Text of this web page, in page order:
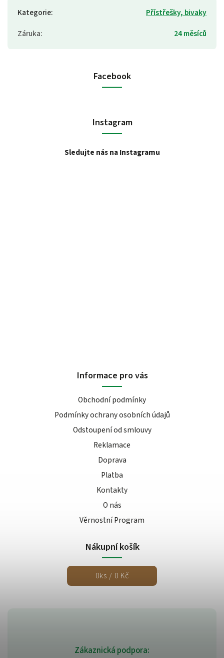
Kategorie:
Přístřešky, bivaky
Záruka: 24 měsíců
Zákaznická podpora:
Facebook
Instagram
Sledujte nás na Instagramu
Informace pro vás
Obchodní podmínky
Podmínky ochrany osobních údajů
Odstoupení od smlouvy
Reklamace
Doprava
Platba
Kontakty
O nás
Věrnostní Program
Nákupní košík
0ks / 0 Kč